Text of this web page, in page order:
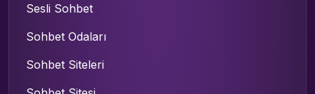
Sesli Sohbet
Sohbet Odaları
Sohbet Siteleri